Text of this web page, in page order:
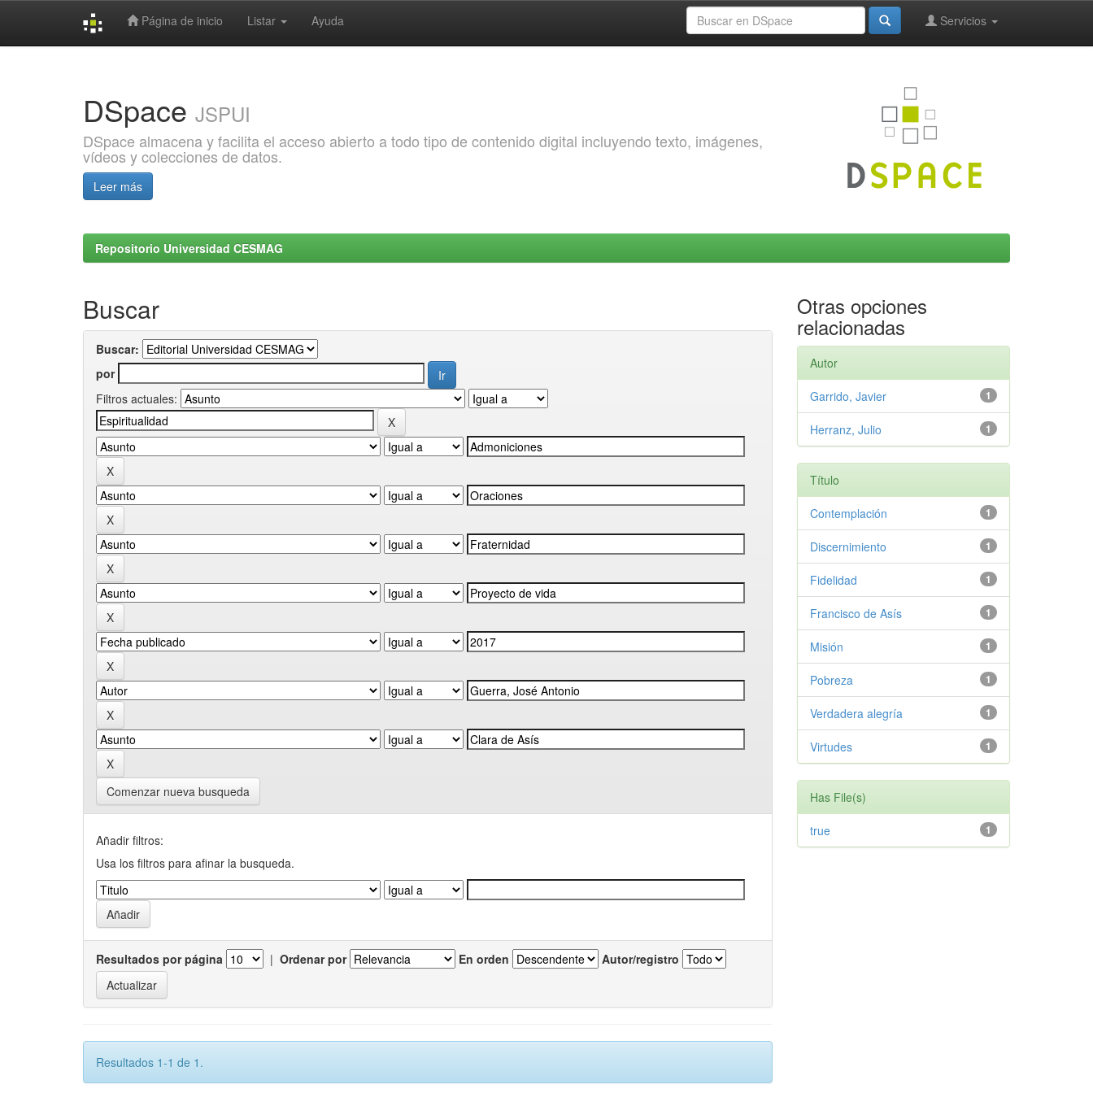
Página de inicio Listar Ayuda Servicios
DSpace JSPUI
DSpace almacena y facilita el acceso abierto a todo tipo de contenido digital incluyendo texto, imágenes,
vídeos y colecciones de datos.
Leer más
Repositorio Universidad CESMAG
Buscar
Buscar:
por
Filtros actuales:
Comenzar nueva busqueda
Añadir filtros:
Usa los filtros para afinar la busqueda.
Resultados por página | Ordenar por En orden Autor/registro
Resultados 1-1 de 1.
Otras opciones
relacionadas
Autor
1
Garrido, Javier
1
Herranz, Julio
Título
1
Contemplación
1
Discernimiento
1
Fidelidad
1
Francisco de Asís
1
Misión
1
Pobreza
1
Verdadera alegría
1
Virtudes
Has File(s)
1
true